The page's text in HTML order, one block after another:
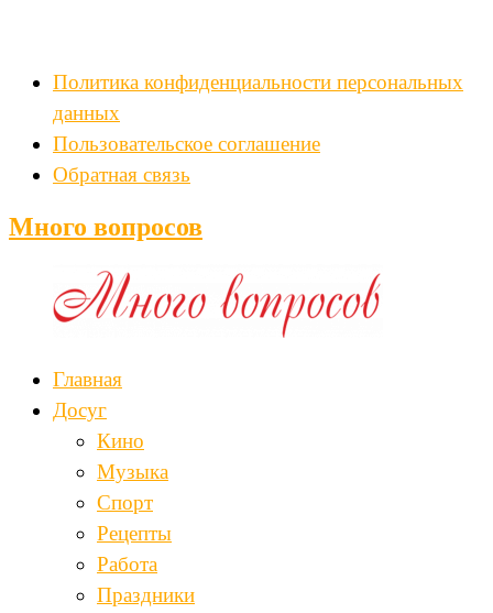
Политика конфиденциальности персональных
данных
Пользовательское соглашение
Обратная связь
Много вопросов
Главная
Досуг
Кино
Музыка
Спорт
Рецепты
Работа
Праздники